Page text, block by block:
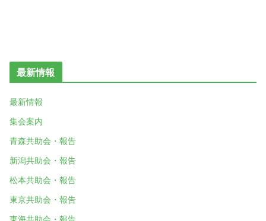
最新情報
最新情報
集会案内
青森共助会・報告
新潟共助会・報告
松本共助会・報告
東京共助会・報告